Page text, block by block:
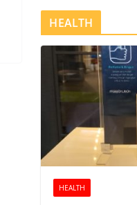
HEALTH
HEALTH